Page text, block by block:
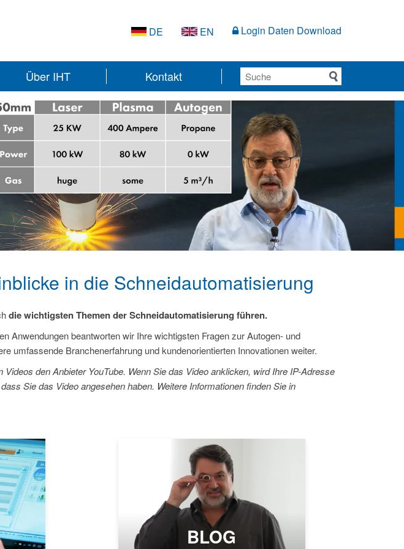
DE EN Login Daten Download
Über IHT Kontakt
in die Schneidautomatisierung
die wichtigsten Themen der Schneidautomatisierung führen.
Anwendungen beantworten wir Ihre wichtigsten Fragen zur Autogen- und
umfassende Branchenerfahrung und kundenorientierten Innovationen weiter.
den Anbieter YouTube. Wenn Sie das Video anklicken, wird Ihre IP-Adresse
Sie das Video angesehen haben. Weitere Informationen finden Sie in
BLOG